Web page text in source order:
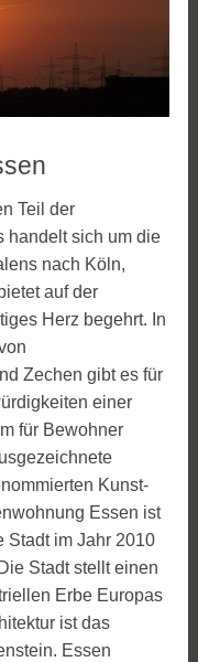
Teil der
handelt sich um die
nach Köln,
auf der
Herz begehrt. In
Zechen gibt es für
einer
für Bewohner
Kunst-
Essen ist
Stadt im Jahr 2010
Stadt stellt einen
Erbe Europas
ist das
Essen